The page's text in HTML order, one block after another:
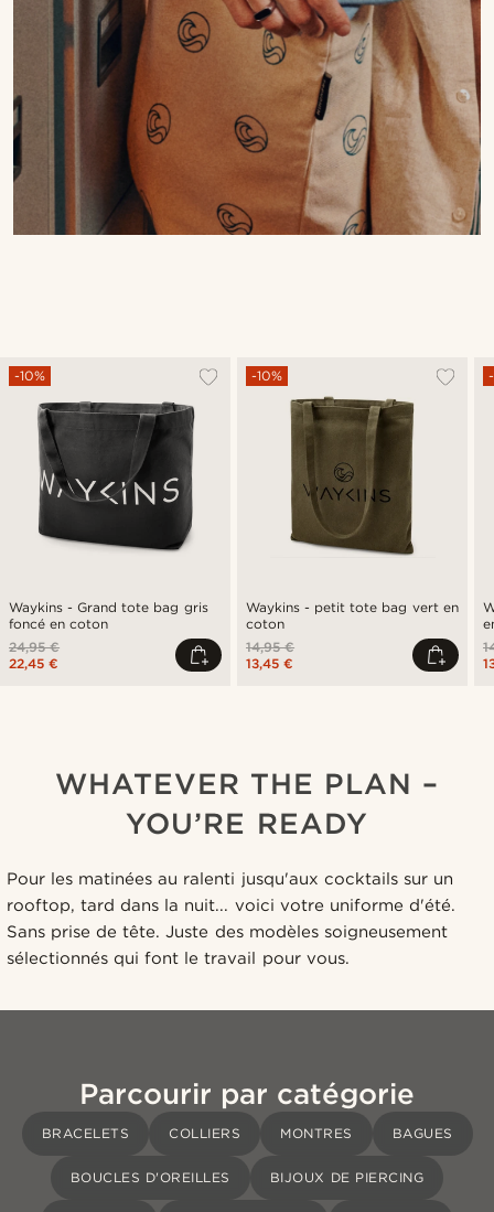
Waykins - Grand tote bag gris
foncé en coton
-10%
24,95 €
22,45 €
Waykins - petit tote bag vert en
coton
-10%
14,95 €
13,45 €
WHATEVER THE PLAN –
YOU’RE READY
Pour les matinées au ralenti jusqu'aux cocktails sur un
rooftop, tard dans la nuit... voici votre uniforme d'été.
Sans prise de tête. Juste des modèles soigneusement
sélectionnés qui font le travail pour vous.
Parcourir par catégorie
BRACELETS COLLIERS MONTRES BAGUES
BOUCLES D'OREILLES BIJOUX DE PIERCING